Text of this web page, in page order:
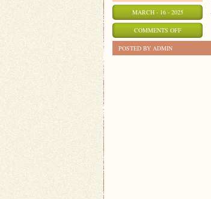
MARCH - 16 - 2025
COMMENTS OFFON
POSTED BY ADMIN